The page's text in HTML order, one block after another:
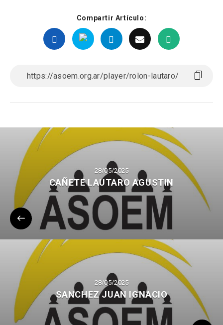
Compartir Artículo:
28/05/2025
CAÑETE LAUTARO AGUSTIN
28/05/2025
SANCHEZ JUAN IGNACIO